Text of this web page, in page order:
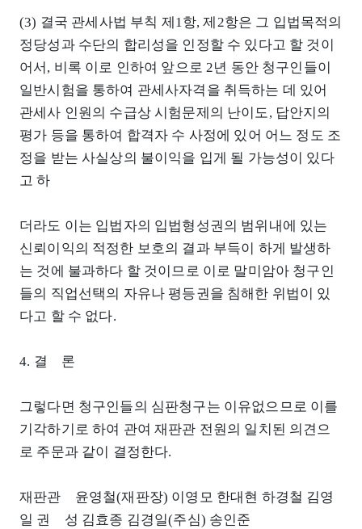
(3) 결국 관세사법 부칙 제1항, 제2항은 그 입법목적의
정당성과 수단의 합리성을 인정할 수 있다고 할 것이
어서, 비록 이로 인하여 앞으로 2년 동안 청구인들이
일반시험을 통하여 관세사자격을 취득하는 데 있어
관세사 인원의 수급상 시험문제의 난이도, 답안지의
평가 등을 통하여 합격자 수 사정에 있어 어느 정도 조
정을 받는 사실상의 불이익을 입게 될 가능성이 있다
고 하
더라도 이는 입법자의 입법형성권의 범위내에 있는
신뢰이익의 적정한 보호의 결과 부득이 하게 발생하
는 것에 불과하다 할 것이므로 이로 말미암아 청구인
들의 직업선택의 자유나 평등권을 침해한 위법이 있
다고 할 수 없다.
4. 결 론
그렇다면 청구인들의 심판청구는 이유없으므로 이를
기각하기로 하여 관여 재판관 전원의 일치된 의견으
로 주문과 같이 결정한다.
재판관 윤영철(재판장) 이영모 한대현 하경철 김영
일 권 성 김효종 김경일(주심) 송인준